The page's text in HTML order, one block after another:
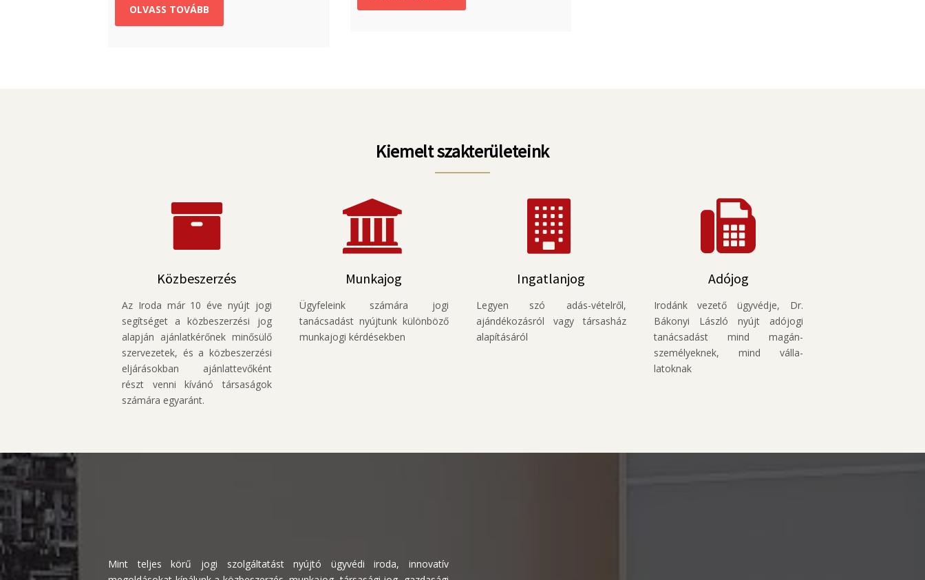
OLVASS TOVÁBB
Kiemelt szakterületeink
Közbeszerzés
Az Iroda már 10 éve nyújt jogi
segítséget a közbeszerzési jog
alapján ajánlatkérőnek minősülő
szervezetek, és a közbeszerzési
eljárásokban ajánlattevőként
részt venni kívánó társaságok
számára egyaránt.
Munkajog
Ügyfeleink számára jogi
tanácsadást nyújtunk különböző
munkajogi kérdésekben
Ingatlanjog
Legyen szó adás-vételről,
ajándékozásról vagy társasház
alapításáról
Adójog
Irodánk vezető ügyvédje, Dr.
Bákonyi László nyújt adójogi
tanácsadást mind magán­
személyeknek, mind válla­
latoknak
Mint teljes körű jogi szolgáltatást nyújtó ügyvédi iroda, innovatív